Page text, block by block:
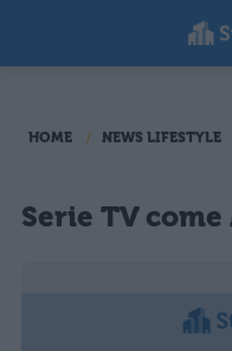
HOME NEWS LIFESTYLE
Serie TV